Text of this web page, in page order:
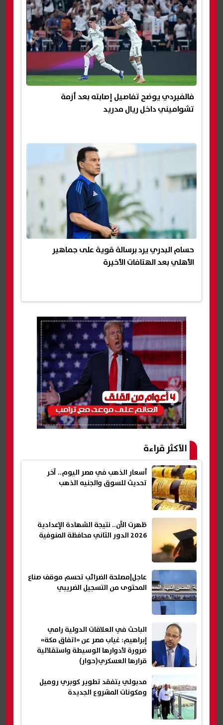
فالفيردي يوضح تفاصيل إصابته بعد أزمة
تشواميني داخل ريال مدريد
حسام البدري يرد برسالة قوية على جماهير
الأهلي بعد الهتافات الأخيرة
الأكثر قراءة
أسعار الذهب في مصر اليوم.. آخر
تحديث للسوق والجنيه الذهب
ظهرت الآن.. نتيجة الشهادة الإعدادية
2026 الدور الثاني محافظة المنوفية
عاجل|مصلحة الضرائب تحسم موقف صناع
المحتوى من التسجيل الضريبي
الباحث في العلاقات الدولية رامي
إبراهيم: غياب مصر عن «اتفاق مكة»
ضرورة لأدوارها الوسيطة واستقلالية
قرارها العسكري(حوار)
مدبولي يتفقد تطوير كوبري روميل
ومكونات المشروع الجديدة